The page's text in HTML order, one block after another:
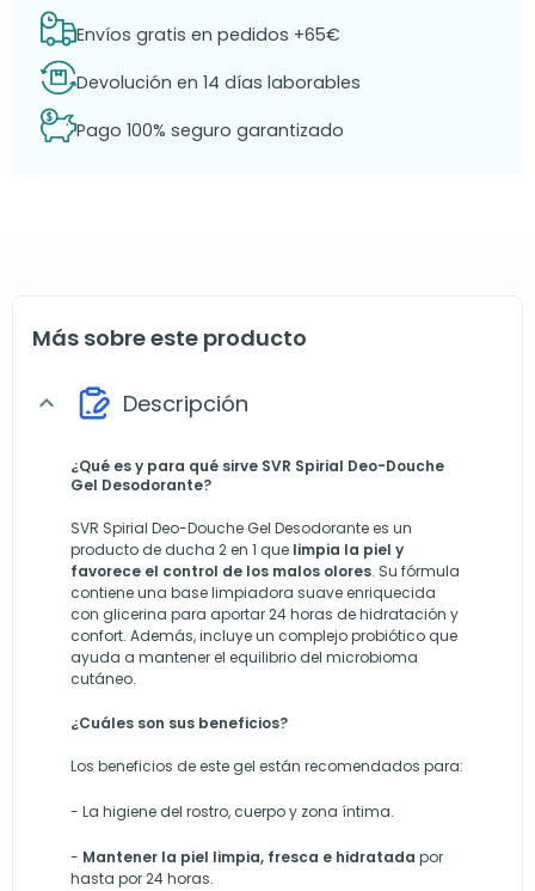
Envíos gratis en pedidos +65€
Devolución en 14 días laborables
Pago 100% seguro garantizado
Más sobre este producto
expand_more Descripción
¿Qué es y para qué sirve SVR Spirial Deo-Douche
Gel Desodorante?
SVR Spirial Deo-Douche Gel Desodorante es un
producto de ducha 2 en 1 que limpia la piel y
favorece el control de los malos olores. Su fórmula
contiene una base limpiadora suave enriquecida
con glicerina para aportar 24 horas de hidratación y
confort. Además, incluye un complejo probiótico que
ayuda a mantener el equilibrio del microbioma
cutáneo.
¿Cuáles son sus beneficios?
Los beneficios de este gel están recomendados para:
- La higiene del rostro, cuerpo y zona íntima.
- Mantener la piel limpia, fresca e hidratada por
hasta por 24 horas.